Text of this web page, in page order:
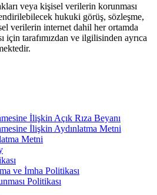
veya kişisel verilerin korunması
hukuki görüş, sözleşme,
verilerin internet dahil her ortamda
için tarafımızdan ve ilgilisinden ayrıca
İlişkin Açık Rıza Beyanı
İlişkin Aydınlatma Metni
Metni
ve İmha Politikası
Politikası